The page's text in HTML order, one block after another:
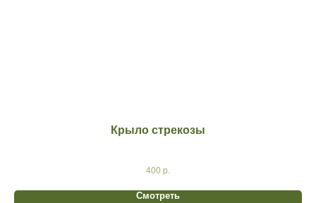
Крыло стрекозы
400 р.
Смотреть